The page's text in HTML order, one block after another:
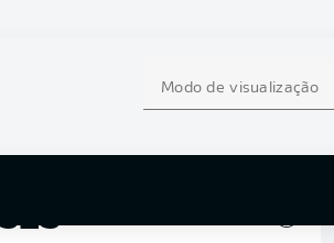
Modo de visualização